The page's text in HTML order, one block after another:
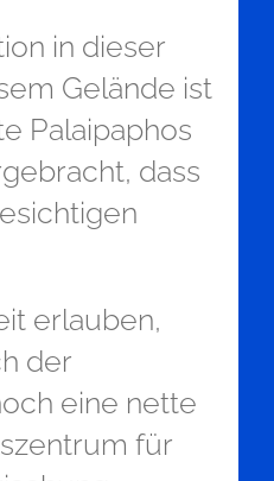
in dieser
Gelände ist
Palaipaphos
dass
erlauben,
der
eine nette
für